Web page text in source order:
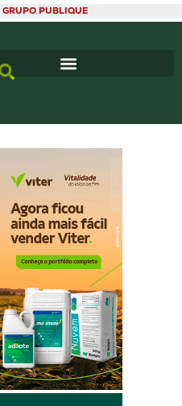
GRUPO PUBLIQUE